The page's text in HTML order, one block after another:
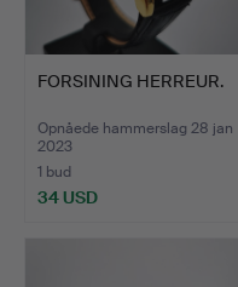
FORSINING HERREUR.
Opnåede hammerslag 28 jan
2023
1 bud
34 USD